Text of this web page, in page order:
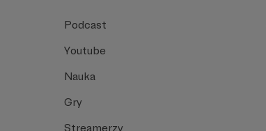
Podcast
Youtube
Nauka
Gry
Streamerzy